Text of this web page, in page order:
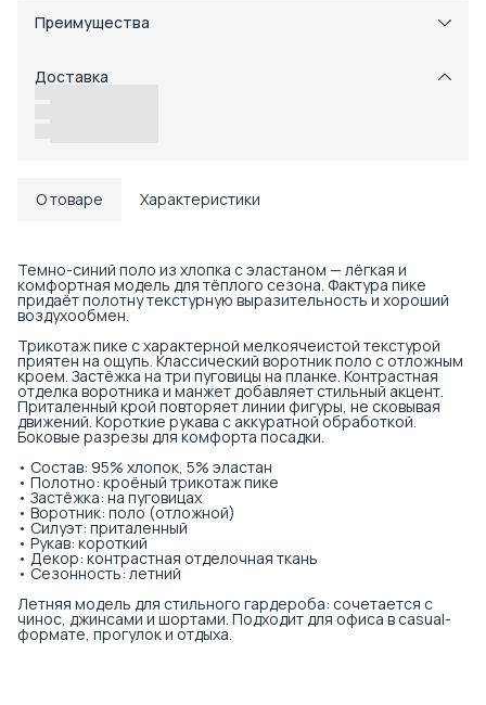
Преимущества
Примерка при получении в пункте выдачи
Возможность отказаться от части товаров
Доставка
О товаре Характеристики
Темно-синий поло из хлопка с эластаном — лёгкая и
комфортная модель для тёплого сезона. Фактура пике
придаёт полотну текстурную выразительность и хороший
воздухообмен.
Трикотаж пике с характерной мелкоячеистой текстурой
приятен на ощупь. Классический воротник поло с отложным
кроем. Застёжка на три пуговицы на планке. Контрастная
отделка воротника и манжет добавляет стильный акцент.
Приталенный крой повторяет линии фигуры, не сковывая
движений. Короткие рукава с аккуратной обработкой.
Боковые разрезы для комфорта посадки.
• Состав: 95% хлопок, 5% эластан
• Полотно: кроёный трикотаж пике
• Застёжка: на пуговицах
• Воротник: поло (отложной)
• Силуэт: приталенный
• Рукав: короткий
• Декор: контрастная отделочная ткань
• Сезонность: летний
Летняя модель для стильного гардероба: сочетается с
чинос, джинсами и шортами. Подходит для офиса в casual-
формате, прогулок и отдыха.